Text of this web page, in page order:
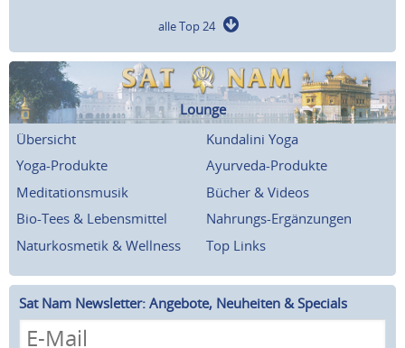
alle Top 24
Lounge
Übersicht
Kundalini Yoga
Yoga-Produkte
Ayurveda-Produkte
Meditationsmusik
Bücher & Videos
Bio-Tees & Lebensmittel
Nahrungs-Ergänzungen
Naturkosmetik & Wellness
Top Links
Sat Nam Newsletter: Angebote, Neuheiten & Specials